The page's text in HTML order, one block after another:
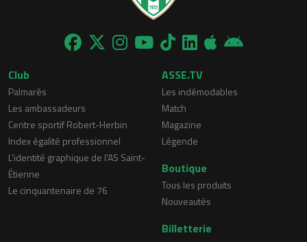
Club
Palmarès
Les ambassadeurs
Centre sportif Robert-Herbin
Index égalité professionnel
L'identité graphique de l'AS Saint-
Étienne
Le cinquantenaire de 76
ASSE.TV
Les indémodables
Match
Magazine
Légende
Boutique
Tous les produits
Nouveautés
Billetterie